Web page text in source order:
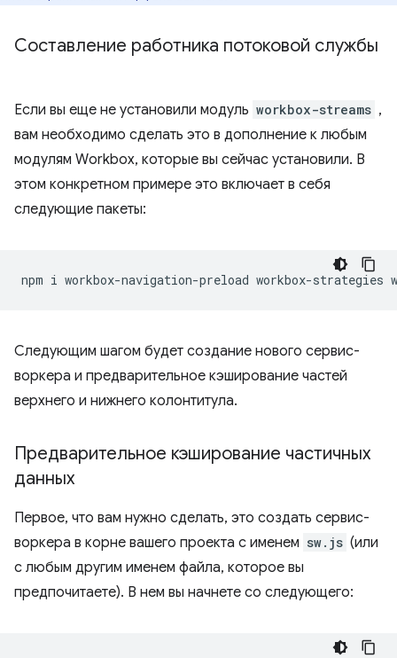
Составление работника потоковой службы
Если вы еще не установили модуль workbox-streams ,
вам необходимо сделать это в дополнение к любым
модулям Workbox, которые вы сейчас установили. В
этом конкретном примере это включает в себя
следующие пакеты:
npm i workbox-navigation-preload workbox-strategies
Следующим шагом будет создание нового сервис-
воркера и предварительное кэширование частей
верхнего и нижнего колонтитула.
Предварительное кэширование частичных
данных
Первое, что вам нужно сделать, это создать сервис-
воркера в корне вашего проекта с именем sw.js (или
с любым другим именем файла, которое вы
предпочитаете). В нем вы начнете со следующего: